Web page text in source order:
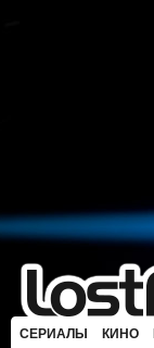
СЕРИАЛЫ КИНО